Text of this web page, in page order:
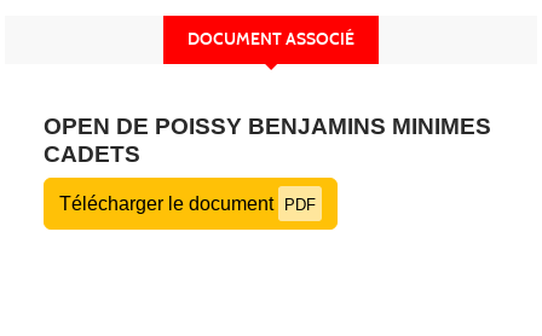
DOCUMENT ASSOCIÉ
OPEN DE POISSY BENJAMINS MINIMES
CADETS
Télécharger le document PDF